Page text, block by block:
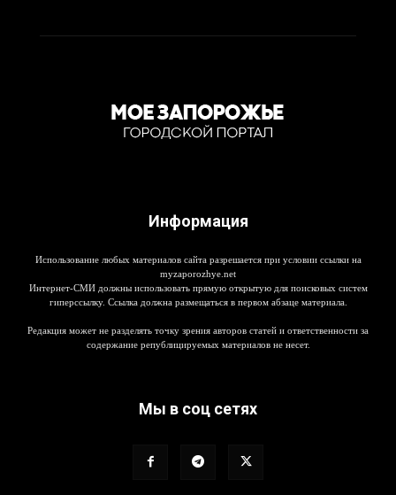
Информация
Использование любых материалов сайта разрешается при условии ссылки на
myzaporozhye.net
Интернет-СМИ должны использовать прямую открытую для поисковых систем
гиперссылку. Ссылка должна размещаться в первом абзаце материала.
Редакция может не разделять точку зрения авторов статей и ответственности за
содержание републицируемых материалов не несет.
Мы в соц сетях